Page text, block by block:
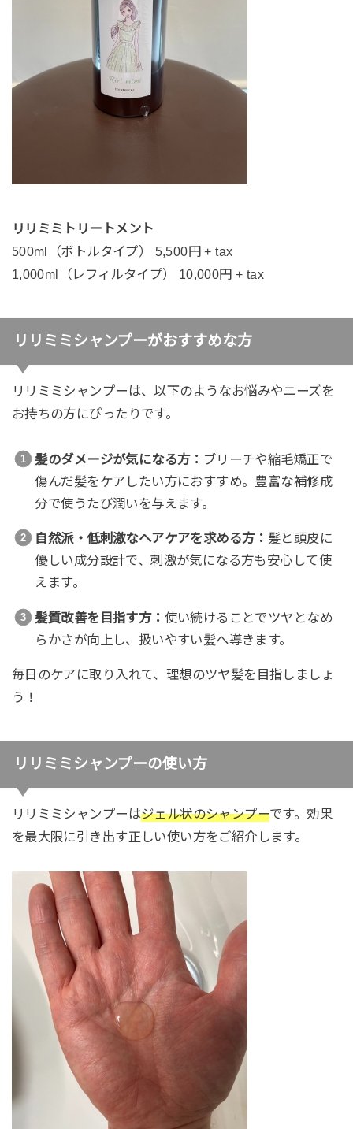
リリミミトリートメント
500ml（ボトルタイプ） 5,500円 + tax
1,000ml（レフィルタイプ） 10,000円 + tax
リリミミシャンプーがおすすめな方
リリミミシャンプーは、以下のようなお悩みやニーズを
お持ちの方にぴったりです。
髪のダメージが気になる方： ブリーチや縮毛矯正で
傷んだ髪をケアしたい方におすすめ。豊富な補修成
分で使うたび潤いを与えます。
自然派・低刺激なヘアケアを求める方： 髪と頭皮に
優しい成分設計で、刺激が気になる方も安心して使
えます。
髪質改善を目指す方： 使い続けることでツヤとなめ
らかさが向上し、扱いやすい髪へ導きます。
毎日のケアに取り入れて、理想のツヤ髪を目指しましょ
う！
リリミミシャンプーの使い方
リリミミシャンプーはジェル状のシャンプーです。効果
を最大限に引き出す正しい使い方をご紹介します。